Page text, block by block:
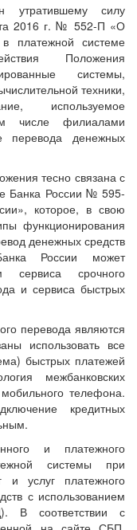
утратившему силу
2016 г. № 552-П «О
платежной системе
Положения
системы,
техники,
используемое
числе филиалами
перевода денежных
тесно связана с
Банка России № 595-
которое, в свою
функционирования
денежных средств
России может
сервиса срочного
и сервиса быстрых
перевода являются
использовать все
быстрых платежей
межбанковских
телефона.
кредитных
и платежного
системы при
и услуг платежного
с использованием
В соответствии с